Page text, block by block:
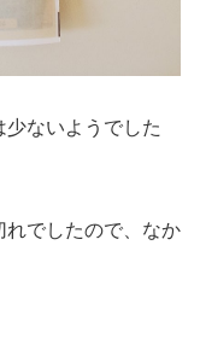
ないようでした
れでしたので、なか